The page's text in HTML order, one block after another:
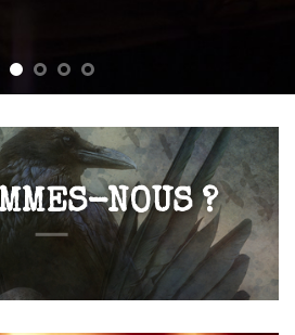
NOUS ?